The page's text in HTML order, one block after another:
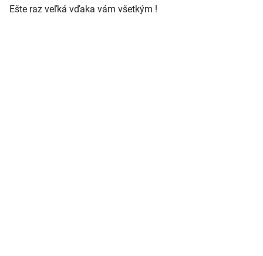
Ešte raz veľká vďaka vám všetkým !